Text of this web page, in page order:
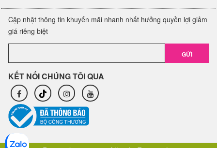
Cập nhật thông tin khuyến mãi nhanh nhất hưởng quyền lợi giảm
giá riêng biệt
GỬI
KẾT NỐI CHÚNG TÔI QUA